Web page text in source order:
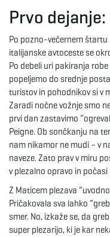
Prvo
Po pozno-večernem štartu
italijanske avtoceste se
Po debeli uri pakiranja
popeljemo do srednje
turistov in pohodnikov si v
Zaradi nočne vožnje smo
prvi dan zastavimo
Peigne. Ob sončkanju na
nam nikamor ne mudi – v
naveze. Zato prav v miru
v plezalno opravo in
Z Maticem plezava
Pričakovala sva lahko
smer. No, izkaže se, da
super plezarijo, ki je kar